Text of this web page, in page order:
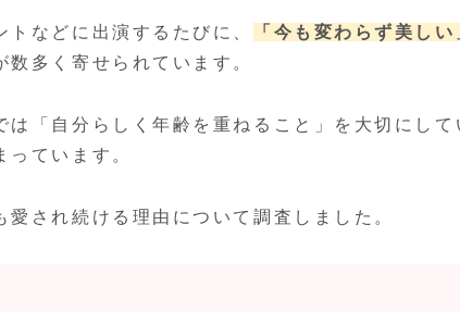
などに出演するたびに、 「今も変わらず美しい
数多く寄せられています。
は「自分らしく年齢を重ねること」を大切にし
ています。
され続ける理由について調査しました。